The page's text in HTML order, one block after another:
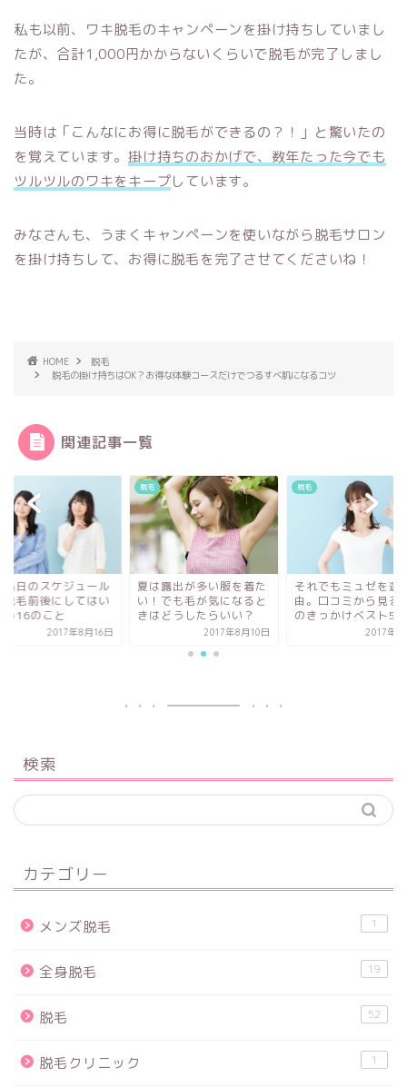
私も以前、ワキ脱毛のキャンペーンを掛け持ちしていまし
たが、合計1,000円かからないくらいで脱毛が完了しまし
た。
当時は「こんなにお得に脱毛ができるの？！」と驚いたの
を覚えています。掛け持ちのおかげで、数年たった今でも
ツルツルのワキをキープしています。
みなさんも、うまくキャンペーンを使いながら脱毛サロン
を掛け持ちして、お得に脱毛を完了させてくださいね！
HOME
脱毛
脱毛の掛け持ちはOK？お得な体験コースだけでつるすべ肌になるコツ
関連記事一覧
夏は露出が多い服を着た
い！でも毛が気になると
きはどうしたらいい？
2017年8月10日
脱毛
それでもミュゼを選ぶ理
由。口コミから見る脱毛
のきっかけベスト5
2017年6月3日
脱毛
脱毛当日
は？脱毛
けない16
検索
カテゴリー
メンズ脱毛 1
全身脱毛 19
脱毛 52
脱毛クリニック 1